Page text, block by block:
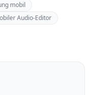
mobil
Audio-Editor